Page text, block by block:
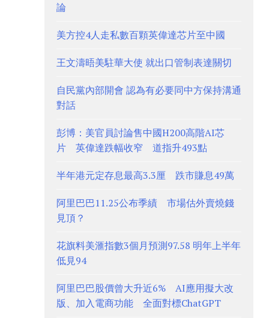
論
美方控4人走私數百顆英偉達芯片至中國
王文濤晤美駐華大使 就出口管制表達關切
自民黨內部開會 認為有必要同中方保持溝通
對話
彭博：美官員討論售中國H200高階AI芯
片 英偉達跌幅收窄 道指升493點
半年港元定存息最高3.3厘 跌市賺息49萬
阿里巴巴11.25公布季績 市場估外賣燒錢
見頂？
花旗料美滙指數3個月預測97.58 明年上半年
低見94
阿里巴巴股價曾大升近6% AI應用擬大改
版、加入電商功能 全面對標ChatGPT